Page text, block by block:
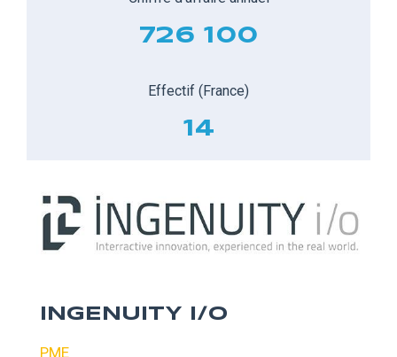
726 100
Effectif (France)
14
INGENUITY I/O
PME